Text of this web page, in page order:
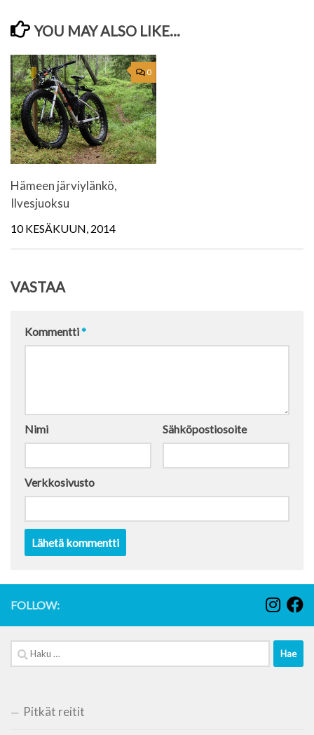
YOU MAY ALSO LIKE...
0
Hämeen järviylänkö,
Ilvesjuoksu
10 KESÄKUUN, 2014
VASTAA
Kommentti*
Nimi Sähköpostiosoite
Verkkosivusto
FOLLOW:
Haku:
Pitkät reitit